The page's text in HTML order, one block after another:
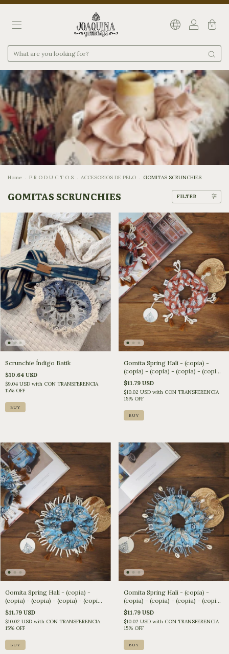
0
Home . P R O D U C T O S . ACCESORIOS DE PELO . GOMITAS SCRUNCHIES
GOMITAS SCRUNCHIES FILTER
Scrunchie Índigo Batik
$10.64 USD
$9.04 USD with CON TRANSFERENCIA
15% OFF
Gomita Spring Hali - (copia) -
(copia) - (copia) - (copia) - (copia)
- (copia) - (copia)
$11.79 USD
$10.02 USD with CON TRANSFERENCIA
15% OFF
Gomita Spring Hali - (copia) -
(copia) - (copia) - (copia) - (copia)
- (copia) - (copia) - (copia)
$11.79 USD
$10.02 USD with CON TRANSFERENCIA
15% OFF
Gomita Spring Hali - (copia) -
(copia) - (copia) - (copia) - (copia)
- (copia) - (copia) - (copia)
$11.79 USD
$10.02 USD with CON TRANSFERENCIA
15% OFF